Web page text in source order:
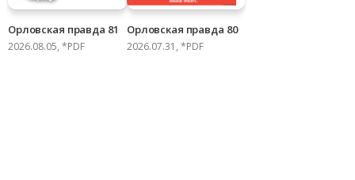
Орловская правда 81
2026.08.05, *PDF
Орловская правда 80
2026.07.31, *PDF